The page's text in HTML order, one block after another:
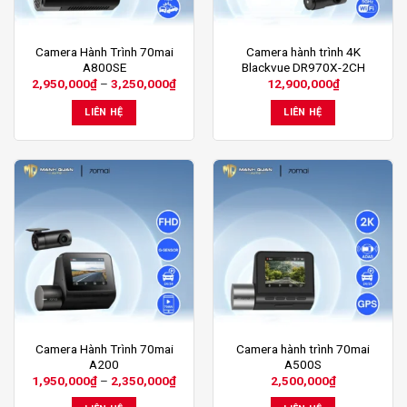
trên
Camera Hành Trình 70mai
A800SE
2,950,000₫ – 3,250,000₫Khoảng
3,250,000₫
LIÊN HỆ
Sản
này
thể.
tùy
chọn
có
thể
chọn
trên
sản
phẩm
Camera hành trình 4K
Blackvue DR970X-2CH
12,900,000₫
LIÊN HỆ
Camera Hành Trình 70mai
A200
1,950,000₫ – 2,350,000₫Khoảng
Sản
này
Camera hành trình 70mai
A500S
2,500,000₫